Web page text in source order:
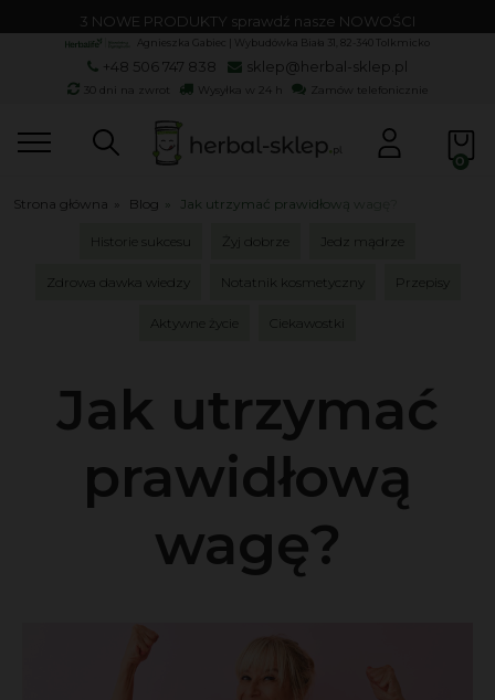
3 NOWE PRODUKTY sprawdź nasze NOWOŚCI
Agnieszka Gabiec | Wybudówka Biała 31, 82-340 Tolkmicko
+48 506 747 838 sklep@herbal-sklep.pl
30 dni na zwrot Wysyłka w 24 h Zamów telefonicznie
Strona główna Blog Jak utrzymać prawidłową wagę?
Historie sukcesu Żyj dobrze Jedz mądrze
Zdrowa dawka wiedzy Notatnik kosmetyczny Przepisy
Aktywne życie Ciekawostki
Jak utrzymać
prawidłową
wagę?